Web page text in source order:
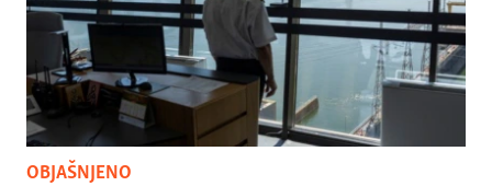
OBJAŠNJENO